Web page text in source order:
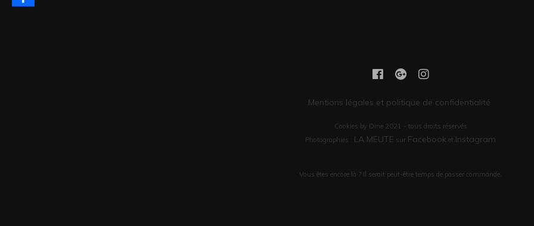
Mentions légales et politique de confidentialité
Cookies by Dine 2021 - tous droits réservés
Photographies : LA MEUTE sur Facebook et Instagram
Vous êtes encore là ? Il serait peut-être temps de passer commande.